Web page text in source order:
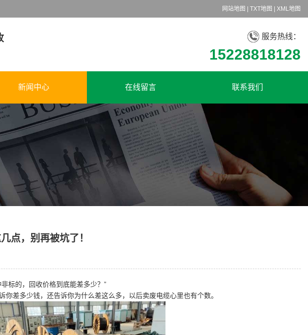
网站地图 TXT地图 XML地图
服务热线：
15228818128
新闻中心 在线留言 联系我们
点，别再被坑了！
标的，回收价格到底能差多少？”
差多少钱，还告诉你为什么差这么多，以后卖废电缆心里也有个数。